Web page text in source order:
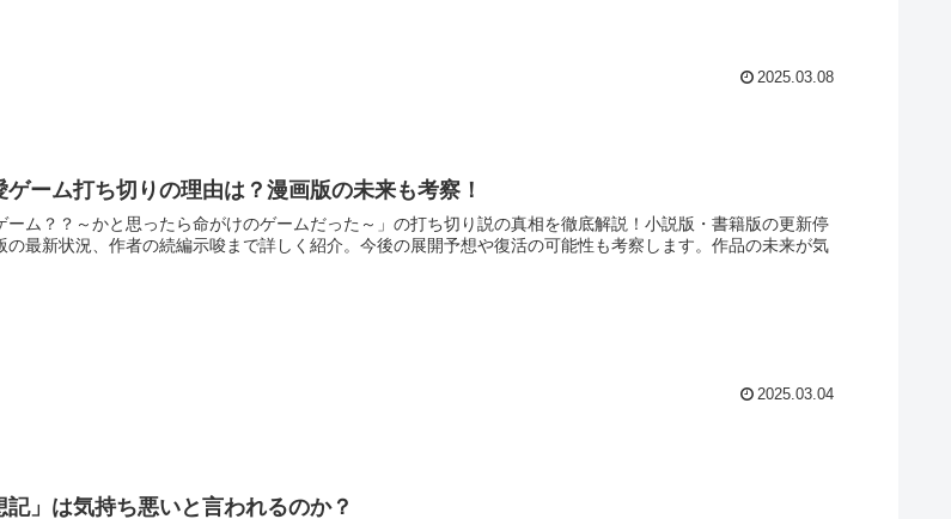
2025.03.08
ーム打ち切りの理由は？漫画版の未来も考察！
ーム？？～かと思ったら命がけのゲームだった～」の打ち切り説の真相を徹底解説！小説版・書籍版の更新停
の最新状況、作者の続編示唆まで詳しく紹介。今後の展開予想や復活の可能性も考察します。作品の未来が気
2025.03.04
記」は気持ち悪いと言われるのか？